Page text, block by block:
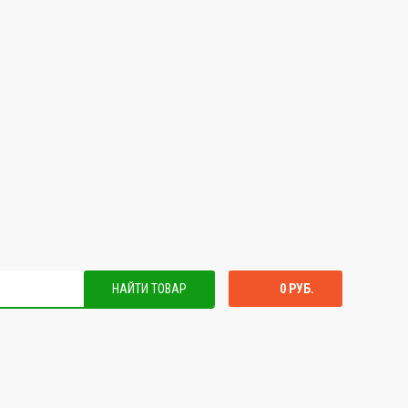
НАЙТИ ТОВАР 0 РУБ.